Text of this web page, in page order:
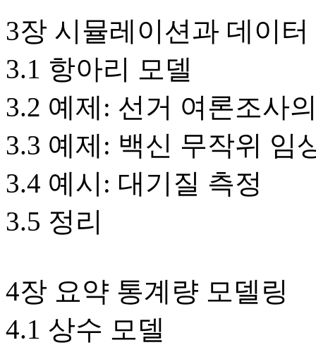
3장 시뮬레이션과 데이터
3.1 항아리 모델
3.2 예제: 선거 여론조사
3.3 예제: 백신 무작위 임
3.4 예시: 대기질 측정
3.5 정리
4장 요약 통계량 모델링
4.1 상수 모델